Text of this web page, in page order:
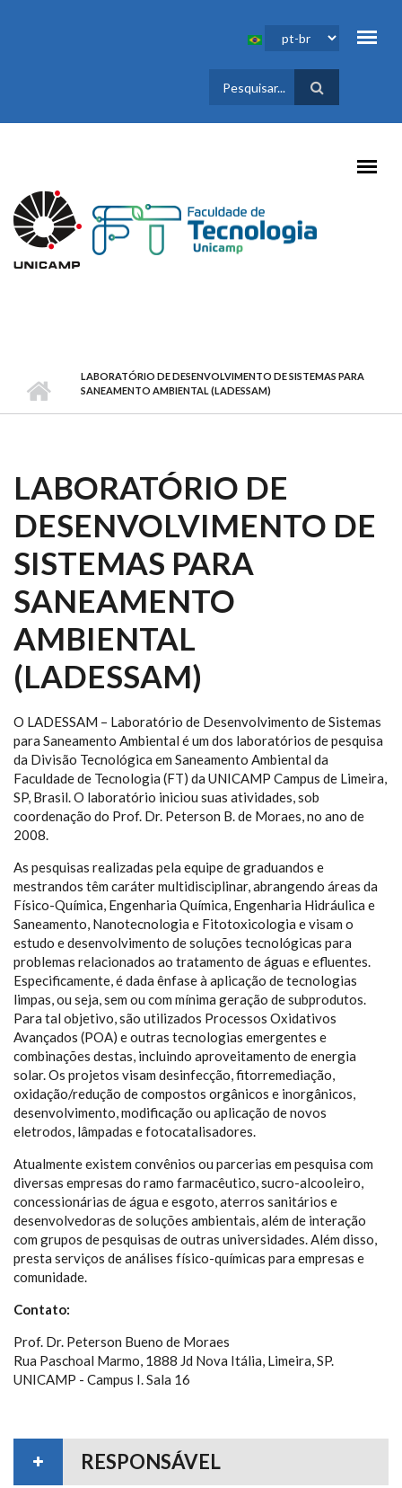
FORMULÁRIO
DE BUSCA
LABORATÓRIO DE DESENVOLVIMENTO DE SISTEMAS PARA
SANEAMENTO AMBIENTAL (LADESSAM)
LABORATÓRIO DE
DESENVOLVIMENTO DE
SISTEMAS PARA
SANEAMENTO
AMBIENTAL
(LADESSAM)
O LADESSAM – Laboratório de Desenvolvimento de Sistemas
para Saneamento Ambiental é um dos laboratórios de pesquisa
da Divisão Tecnológica em Saneamento Ambiental da
Faculdade de Tecnologia (FT) da UNICAMP Campus de Limeira,
SP, Brasil. O laboratório iniciou suas atividades, sob
coordenação do Prof. Dr. Peterson B. de Moraes, no ano de
2008.
As pesquisas realizadas pela equipe de graduandos e
mestrandos têm caráter multidisciplinar, abrangendo áreas da
Físico-Química, Engenharia Química, Engenharia Hidráulica e
Saneamento, Nanotecnologia e Fitotoxicologia e visam o
estudo e desenvolvimento de soluções tecnológicas para
problemas relacionados ao tratamento de águas e efluentes.
Especificamente, é dada ênfase à aplicação de tecnologias
limpas, ou seja, sem ou com mínima geração de subprodutos.
Para tal objetivo, são utilizados Processos Oxidativos
Avançados (POA) e outras tecnologias emergentes e
combinações destas, incluindo aproveitamento de energia
solar. Os projetos visam desinfecção, fitorremediação,
oxidação/redução de compostos orgânicos e inorgânicos,
desenvolvimento, modificação ou aplicação de novos
eletrodos, lâmpadas e fotocatalisadores.
Atualmente existem convênios ou parcerias em pesquisa com
diversas empresas do ramo farmacêutico, sucro-alcooleiro,
concessionárias de água e esgoto, aterros sanitários e
desenvolvedoras de soluções ambientais, além de interação
com grupos de pesquisas de outras universidades. Além disso,
presta serviços de análises físico-químicas para empresas e
comunidade.
Contato:
Prof. Dr. Peterson Bueno de Moraes
Rua Paschoal Marmo, 1888 Jd Nova Itália, Limeira, SP.
UNICAMP - Campus I. Sala 16
RESPONSÁVEL